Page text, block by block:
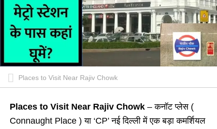
Places to Visit Near Rajiv Chowk
Places to Visit Near Rajiv Chowk – कनॉट प्लेस (
Connaught Place ) या ‘CP’ नई दिल्ली में एक बड़ा कमर्शियल